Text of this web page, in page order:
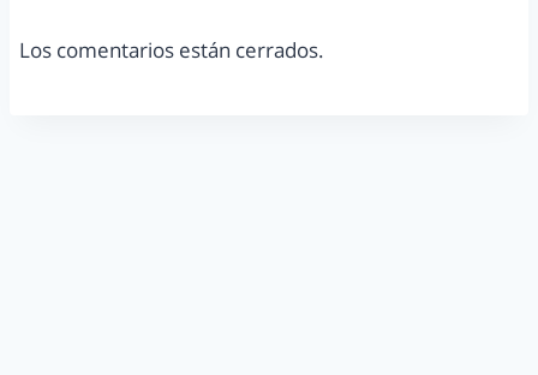
Los comentarios están cerrados.